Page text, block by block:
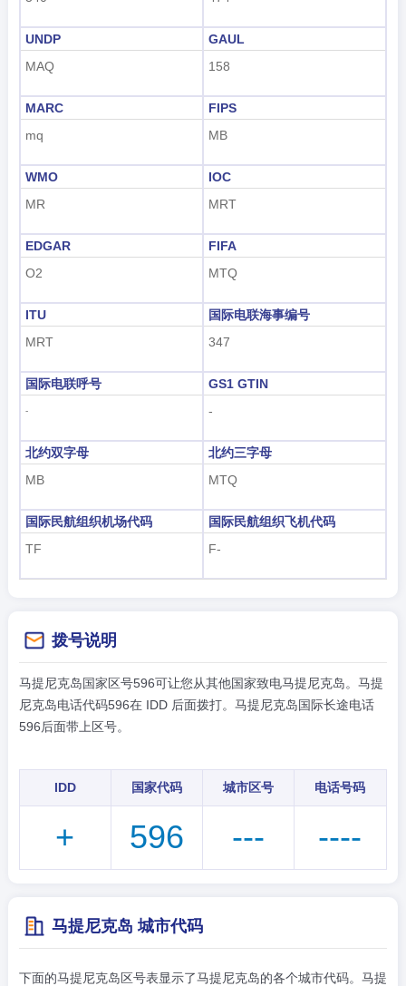
UNDP
MAQ
GAUL
158
MARC
mq
FIPS
MB
WMO
MR
IOC
MRT
EDGAR
O2
FIFA
MTQ
ITU
MRT
国际电联海事编号
347
国际电联呼号
-
GS1 GTIN
-
北约双字母
MB
北约三字母
MTQ
国际民航组织机场代码
TF
国际民航组织飞机代码
F-
拨号说明
马提尼克岛国家区号596可让您从其他国家致电马提尼克岛。马提
尼克岛电话代码596在 IDD 后面拨打。马提尼克岛国际长途电话
596后面带上区号。
IDD 国家代码 城市区号 电话号码
+ 596 --- ----
马提尼克岛 城市代码
下面的马提尼克岛区号表显示了马提尼克岛的各个城市代码。马提